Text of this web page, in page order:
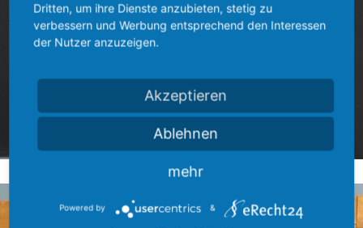
Dritten, um ihre Dienste anzubieten, stetig zu
verbessern und Werbung entsprechend den Interessen
der Nutzer anzuzeigen.
Akzeptieren
Ablehnen
mehr
Powered by &